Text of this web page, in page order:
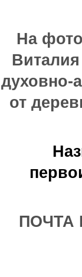
На
духовно-
от
ПОЧТА